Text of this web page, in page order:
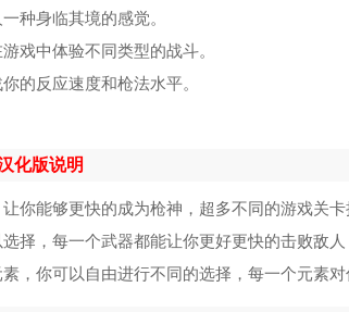
种身临其境的感觉。
戏中体验不同类型的战斗。
的反应速度和枪法水平。
化版说明
你能够更快的成为枪神，超多不同的游戏关
择，每一个武器都能让你更好更快的击败敌
，你可以自由进行不同的选择，每一个元素